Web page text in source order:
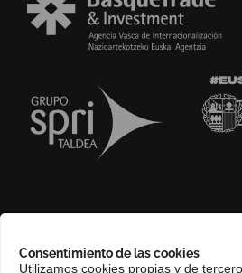
Consentimiento de las cookies
Utilizamos cookies propias y de
COMPLIANCE